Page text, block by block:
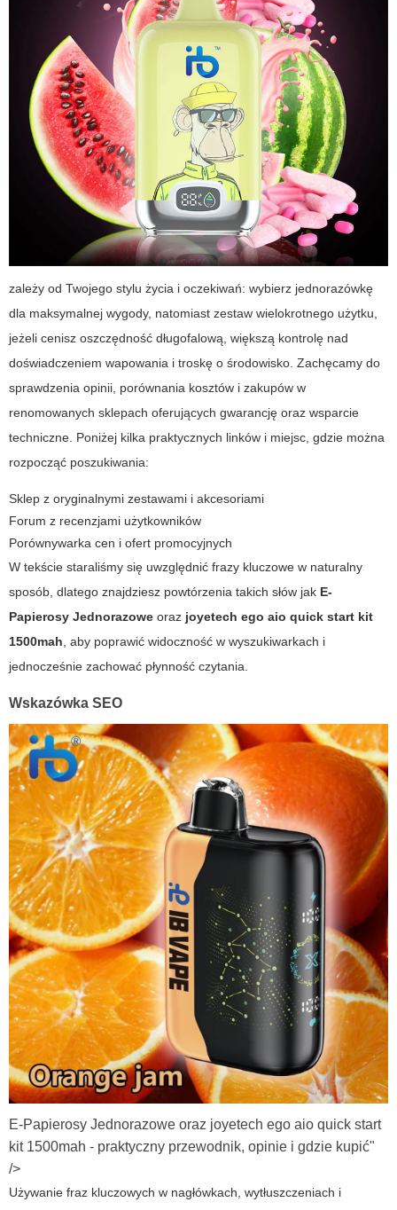
zależy od Twojego stylu życia i oczekiwań: wybierz jednorazówkę
dla maksymalnej wygody, natomiast zestaw wielokrotnego użytku,
jeżeli cenisz oszczędność długofalową, większą kontrolę nad
doświadczeniem wapowania i troskę o środowisko. Zachęcamy do
sprawdzenia opinii, porównania kosztów i zakupów w
renomowanych sklepach oferujących gwarancję oraz wsparcie
techniczne. Poniżej kilka praktycznych linków i miejsc, gdzie można
rozpocząć poszukiwania:
Sklep z oryginalnymi zestawami i akcesoriami
Forum z recenzjami użytkowników
Porównywarka cen i ofert promocyjnych
W tekście staraliśmy się uwzględnić frazy kluczowe w naturalny
sposób, dlatego znajdziesz powtórzenia takich słów jak E-
Papierosy Jednorazowe oraz joyetech ego aio quick start kit
1500mah, aby poprawić widoczność w wyszukiwarkach i
jednocześnie zachować płynność czytania.
Wskazówka SEO
E-Papierosy Jednorazowe oraz joyetech ego aio quick start
kit 1500mah - praktyczny przewodnik, opinie i gdzie kupić"
/>
Używanie fraz kluczowych w nagłówkach, wytłuszczeniach i